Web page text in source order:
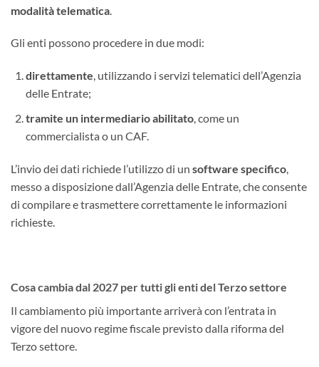
modalità telematica
Gli enti possono procedere in due modi:
direttamente, utilizzando i servizi telematici dell’Agenzia
delle Entrate;
tramite un intermediario abilitato, come un
commercialista o un CAF.
L’invio dei dati richiede l’utilizzo di un software specifico
messo a disposizione dall’Agenzia delle Entrate, che consente
di compilare e trasmettere correttamente le informazioni
richieste.
Cosa cambia dal 2027 per tutti gli enti del Terzo settore
Il cambiamento più importante arriverà con l’entrata in
vigore del nuovo regime fiscale previsto dalla riforma del
Terzo settore.